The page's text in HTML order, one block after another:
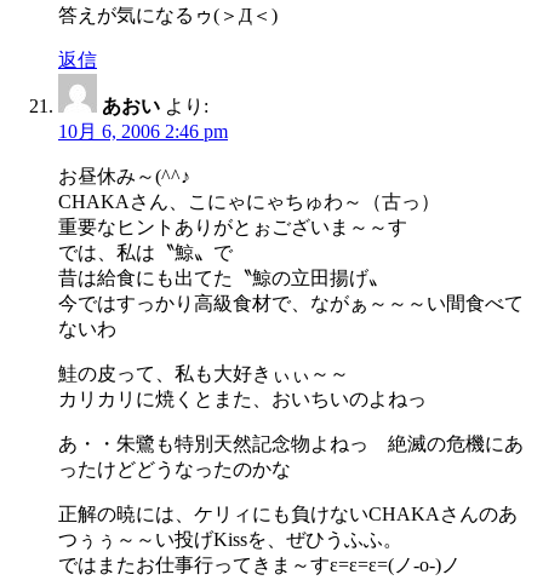
答えが気になるゥ(＞Д＜)
返信
あおい より:
10月 6, 2006 2:46 pm
お昼休み～(^^♪
CHAKAさん、こにゃにゃちゅわ～（古っ）
重要なヒントありがとぉございま～～す
では、私は〝鯨〟で
昔は給食にも出てた〝鯨の立田揚げ〟
今ではすっかり高級食材で、ながぁ～～～い間食べて
ないわ
鮭の皮って、私も大好きぃぃ～～
カリカリに焼くとまた、おいちいのよねっ
あ・・朱鷺も特別天然記念物よねっ 絶滅の危機にあ
ったけどどうなったのかな
正解の暁には、ケリィにも負けないCHAKAさんのあ
つぅぅ～～い投げKissを、ぜひうふふ。
ではまたお仕事行ってきま～すε=ε=ε=(ノ-o-)ノ